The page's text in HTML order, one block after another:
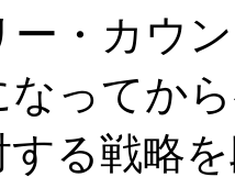
ー・カウ
なってか
する戦略